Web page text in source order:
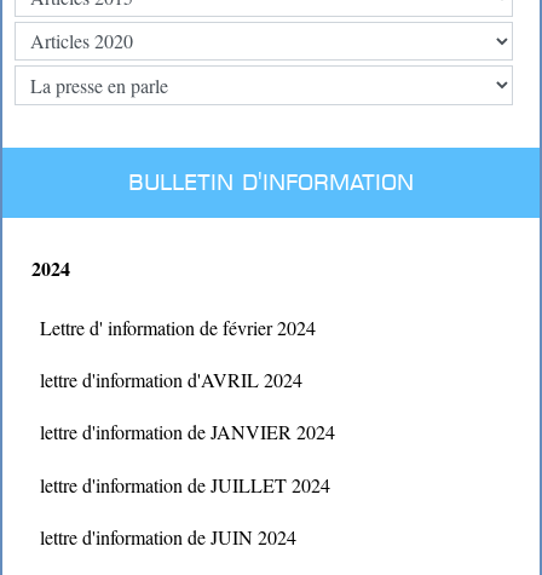
BULLETIN D'INFORMATION
2024
Lettre d' information de février 2024
lettre d'information d'AVRIL 2024
lettre d'information de JANVIER 2024
lettre d'information de JUILLET 2024
lettre d'information de JUIN 2024